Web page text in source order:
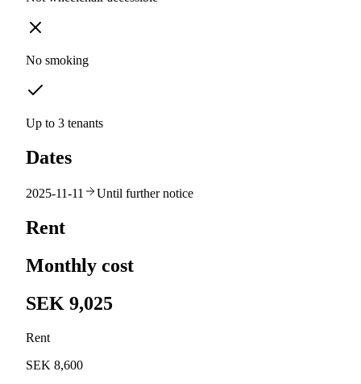
No smoking
Up to 3 tenants
Dates
2025-11-11 Until further notice
Rent
Monthly cost
SEK 9,025
Rent
SEK 8,600